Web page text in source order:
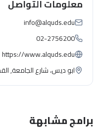
معلومات التواصل
info@alquds.edu
02-2756200
https://www.alquds.edu
ابو ديس، شارع الجامعة,
برامج مشابهة